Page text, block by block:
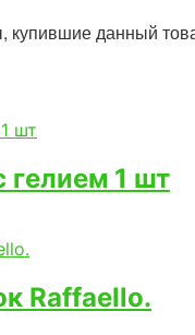
купившие данный
1 шт
Raffaello.